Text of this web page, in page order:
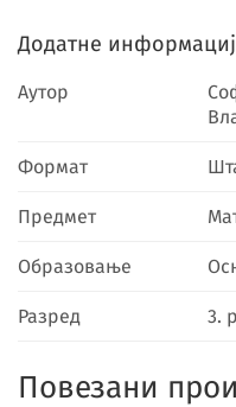
Додатне
Аутор
Формат
Предмет
Образовање
Разред 3.
Повезани